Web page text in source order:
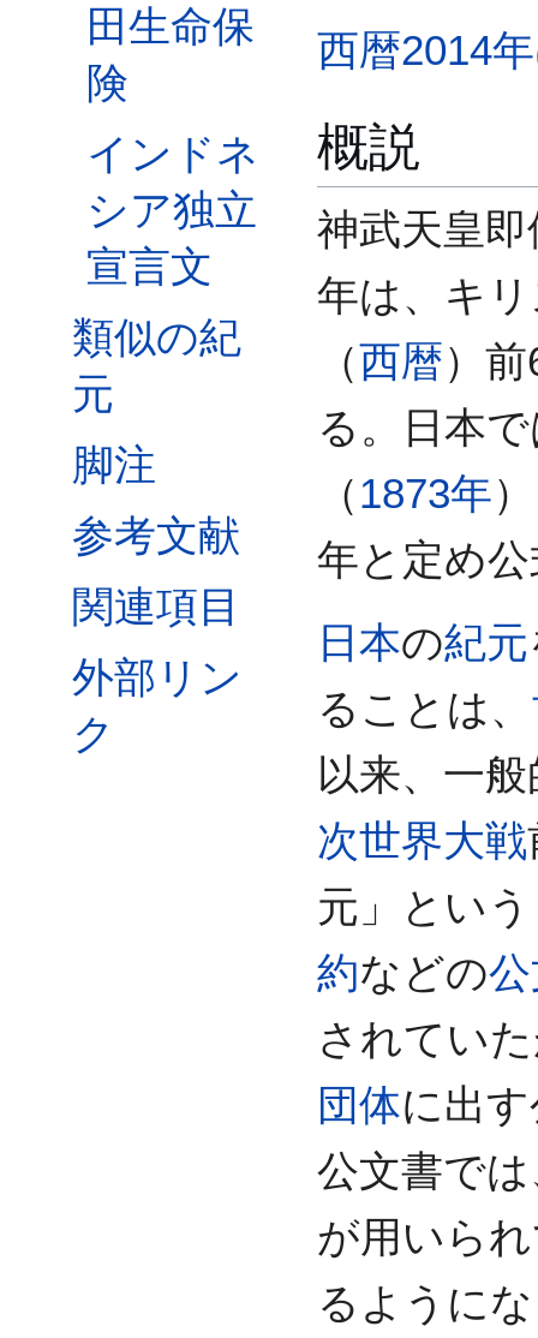
田生命保
険
インドネ
シア独立
宣言文
類似の紀
元
脚注
参考文献
関連項目
外部リン
ク
西暦2014年
概説
神武天皇
年は、キ
（西暦）
る。日本
（1873年
年と定め
日本の紀元
ることは、
以来、一
次世界大戦
元」とい
約などの
されてい
団体に出
公文書で
が用いら
るように